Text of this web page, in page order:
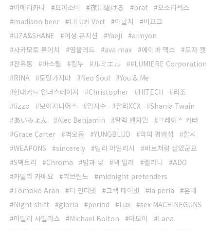
아메리카나 요아소비 夜に駆ける brat
오소리웍스
madison beer
Lil Uzi Vert 이날치
비요크
UZA&SHANE
여성 뮤지션 Yaeji
aimyon
사카모토 류이치
영블러드 ava max 에이바 맥스
도자 캣
전유동
바스틸 킹누 ルミエル
#LUMIERE Corporation
RINA
도망가지마 Neo Soul
You & Me
현대카드 언더스테이지
Christopher HITECH
리조
lizzo
보이지니어스 임지수 찰리XCX
Shania Twain
あいみょん
Alec Benjamin 알렉 벤자민
그레이스 카터
Grace Carter
벽오동 YUNGBLUD 악의 평범성
할시
WEAPONS
sincerely 빌리 아일리시
바보처럼 살았군요
S팩토리
Chroma 밤과 낮 맥 밀러 켈라니
ADO
카밀라 카베요
라브린느
midnight pretenders
Tomoko Aran
디 인터넷 크랙 데이빗 la perla
혼네
Night shift
gloria period Lux
sex MACHINEGUNS
마일리 사일러스
Michael Bolton 아도이
Lana